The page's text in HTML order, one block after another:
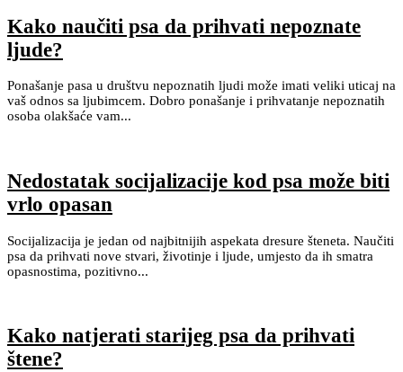
Kako naučiti psa da prihvati nepoznate
ljude?
Ponašanje pasa u društvu nepoznatih ljudi može imati veliki uticaj na
vaš odnos sa ljubimcem. Dobro ponašanje i prihvatanje nepoznatih
osoba olakšaće vam...
Nedostatak socijalizacije kod psa može biti
vrlo opasan
Socijalizacija je jedan od najbitnijih aspekata dresure šteneta. Naučiti
psa da prihvati nove stvari, životinje i ljude, umjesto da ih smatra
opasnostima, pozitivno...
Kako natjerati starijeg psa da prihvati
štene?